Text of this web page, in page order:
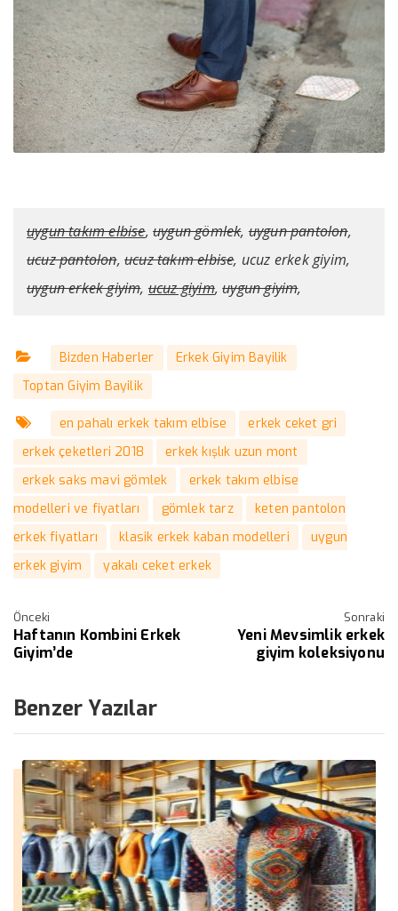
uygun takım elbise,uygun gömlek,uygun pantolon,
ucuz pantolon,ucuz takım elbise, ucuz erkek giyim,
uygun erkek giyim,ucuz giyim,uygun giyim,
Bizden Haberler
Erkek Giyim Bayilik
Toptan Giyim Bayilik
en pahalı erkek takım elbise
erkek ceket gri
erkek çeketleri 2018
erkek kışlık uzun mont
erkek saks mavi gömlek
erkek takım elbise
modelleri ve fiyatları
gömlek tarz
keten pantolon
erkek fiyatları
klasik erkek kaban modelleri
uygun
erkek giyim
yakalı ceket erkek
Önceki
Haftanın Kombini Erkek
Giyim’de
Sonraki
Yeni Mevsimlik erkek
giyim koleksiyonu
Benzer Yazılar